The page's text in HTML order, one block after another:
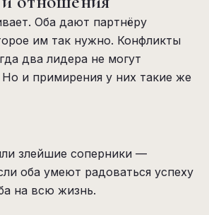
Оба дают партнёру
им так нужно. Конфликты
два лидера не могут
и примирения у них такие же
злейшие соперники —
оба умеют радоваться успеху
на всю жизнь.